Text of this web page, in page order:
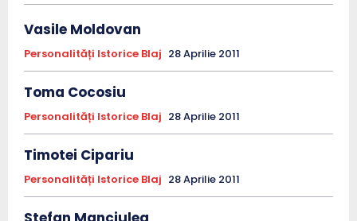
Vasile Moldovan
Personalități Istorice Blaj 28 Aprilie 2011
Toma Cocosiu
Personalități Istorice Blaj 28 Aprilie 2011
Timotei Cipariu
Personalități Istorice Blaj 28 Aprilie 2011